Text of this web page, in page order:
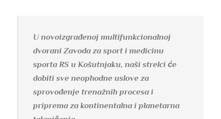
U novoizgrađenoj multifunkcionalnoj
dvorani Zavoda za sport i medicinu
sporta RS u Košutnjaku, naši strelci će
dobiti sve neophodne uslove za
sprovođenje trenažnih procesa i
priprema za kontinentalna i planetarna